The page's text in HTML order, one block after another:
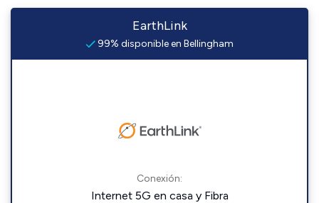
EarthLink
99% disponible en Bellingham
Conexión:
Internet 5G en casa y Fibra